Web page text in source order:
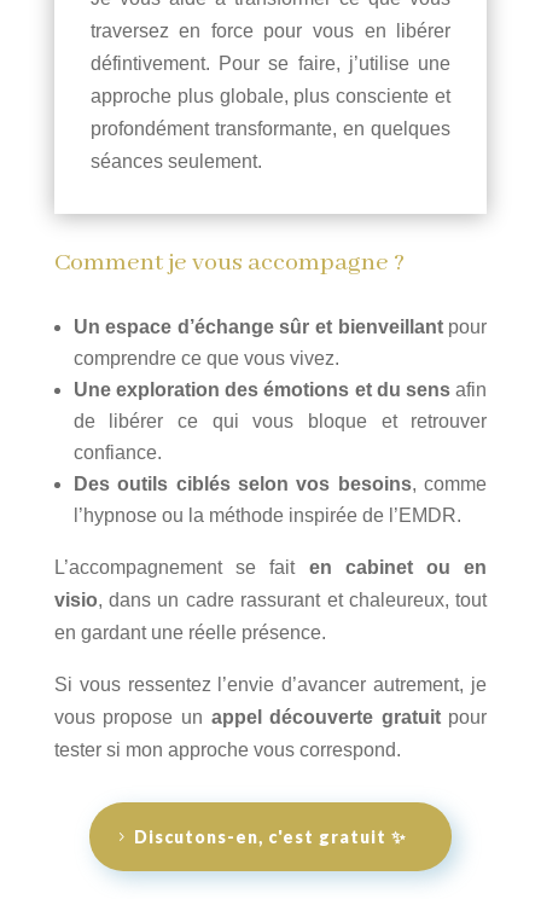
traversez en force pour vous en libérer
défintivement. Pour se faire, j’utilise une
approche plus globale, plus consciente et
profondément transformante, en quelques
séances seulement.
Comment je vous accompagne ?
Un espace d’échange sûr et bienveillantpour
comprendre ce que vous vivez.
Une exploration des émotions et du sens afin
de libérer ce qui vous bloque et retrouver
confiance.
Des outils ciblés selon vos besoins, comme
l’hypnose ou la méthode inspirée de l’EMDR.
L’accompagnement se fait en cabinet ou en
visio, dans un cadre rassurant et chaleureux, tout
en gardant une réelle présence.
Si vous ressentez l’envie d’avancer autrement, je
vous propose un appel découverte gratuitpour
tester si mon approche vous correspond.
Discutons-en, c'est gratuit ✨